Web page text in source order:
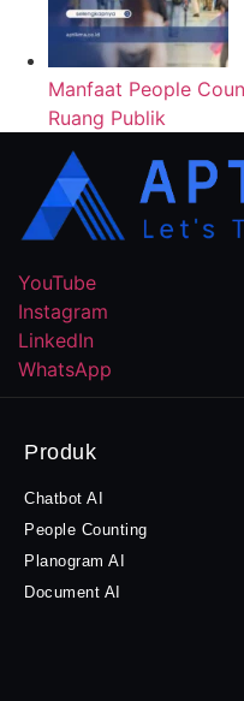
Manfaat People
Ruang Publik
YouTube
Instagram
LinkedIn
WhatsApp
Produk
Chatbot AI
People Counting
Planogram AI
Document AI